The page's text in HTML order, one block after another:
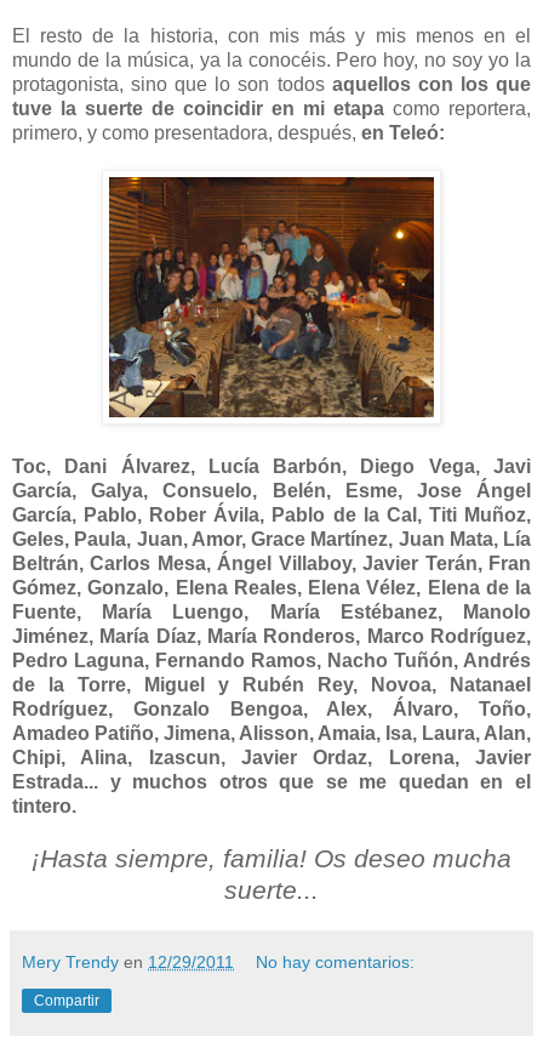
El resto de la historia, con mis más y mis menos en el
mundo de la música, ya la conocéis. Pero hoy, no soy yo la
protagonista, sino que lo son todos aquellos con los que
tuve la suerte de coincidir en mi etapa como reportera,
primero, y como presentadora, después, en Teleó:
Toc, Dani Álvarez, Lucía Barbón, Diego Vega, Javi
García, Galya, Consuelo, Belén, Esme, Jose Ángel
García, Pablo, Rober Ávila, Pablo de la Cal, Titi Muñoz,
Geles, Paula, Juan, Amor, Grace Martínez, Juan Mata, Lía
Beltrán, Carlos Mesa, Ángel Villaboy, Javier Terán, Fran
Gómez, Gonzalo, Elena Reales, Elena Vélez, Elena de la
Fuente, María Luengo, María Estébanez, Manolo
Jiménez, María Díaz, María Ronderos, Marco Rodríguez,
Pedro Laguna, Fernando Ramos, Nacho Tuñón, Andrés
de la Torre, Miguel y Rubén Rey, Novoa, Natanael
Rodríguez, Gonzalo Bengoa, Alex, Álvaro, Toño,
Amadeo Patiño, Jimena, Alisson, Amaia, Isa, Laura, Alan,
Chipi, Alina, Izascun, Javier Ordaz, Lorena, Javier
Estrada... y muchos otros que se me quedan en el
tintero.
¡Hasta siempre, familia! Os deseo mucha
suerte...
Mery Trendy en 12/29/2011 No hay comentarios:
Compartir